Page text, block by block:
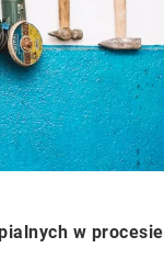
w procesie